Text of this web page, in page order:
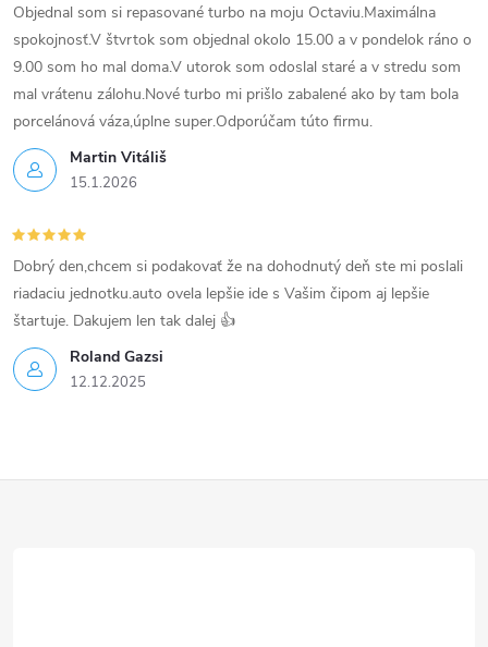
Martin Vitáliš
15.1.2026
Objednal som si repasované turbo na moju Octaviu.Maximálna
spokojnosť.V štvrtok som objednal okolo 15.00 a v pondelok ráno o
9.00 som ho mal doma.V utorok som odoslal staré a v stredu som
mal vrátenu zálohu.Nové turbo mi prišlo zabalené ako by tam bola
porcelánová váza,úplne super.Odporúčam túto firmu.
Roland Gazsi
12.12.2025
Dobrý den,chcem si podakovať že na dohodnutý deň ste mi poslali
riadaciu jednotku.auto ovela lepšie ide s Vašim čipom aj lepšie
štartuje. Dakujem len tak dalej 👍